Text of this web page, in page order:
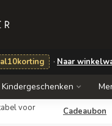
· Naar
Kindergeschenken
voor Cadeaubon